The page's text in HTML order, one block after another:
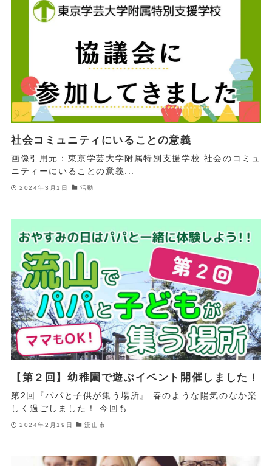
社会コミュニティにいることの意義
画像引用元：東京学芸大学附属特別支援学校 社会のコミュ
ニティーにいることの意義...
2024年3月1日 活動
【第２回】幼稚園で遊ぶイベント開催しました！
第2回『パパと子供が集う場所』 春のような陽気のなか楽
しく過ごしました！ 今回も...
2024年2月19日 流山市